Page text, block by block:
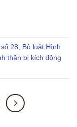
28
Bộ luật Hình
thần bị kích động